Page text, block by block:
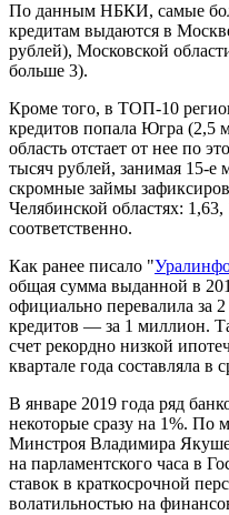
По данным НБКИ, самые
кредитам выдаются в
рублей), Московской
больше 3).
Кроме того, в ТОП-10
кредитов попала Югра (2,5
область отстает от нее по
тысяч рублей, занимая 15-е
скромные займы
Челябинской областях:
соответственно.
Как ранее писало "
общая сумма выданной в
официально перевалила за
кредитов — за 1 миллион.
счет рекордно низкой
квартале года составляла в
В январе 2019 года ряд
некоторые сразу на 1%. По
Минстроя Владимира
на парламентского часа в
ставок в краткосрочной
волатильностью на